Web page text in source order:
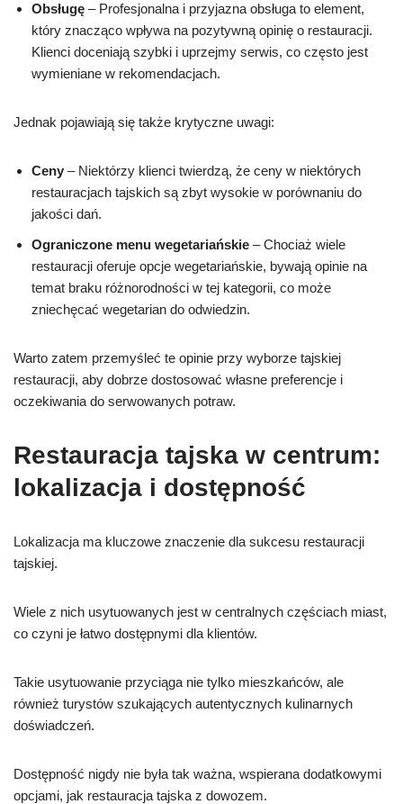
Obsługę – Profesjonalna i przyjazna obsługa to element,
który znacząco wpływa na pozytywną opinię o restauracji.
Klienci doceniają szybki i uprzejmy serwis, co często jest
wymieniane w rekomendacjach.
Jednak pojawiają się także krytyczne uwagi:
Ceny – Niektórzy klienci twierdzą, że ceny w niektórych
restauracjach tajskich są zbyt wysokie w porównaniu do
jakości dań.
Ograniczone menu wegetariańskie – Chociaż wiele
restauracji oferuje opcje wegetariańskie, bywają opinie na
temat braku różnorodności w tej kategorii, co może
zniechęcać wegetarian do odwiedzin.
Warto zatem przemyśleć te opinie przy wyborze tajskiej
restauracji, aby dobrze dostosować własne preferencje i
oczekiwania do serwowanych potraw.
Restauracja tajska w centrum:
lokalizacja i dostępność
Lokalizacja ma kluczowe znaczenie dla sukcesu restauracji
tajskiej.
Wiele z nich usytuowanych jest w centralnych częściach miast,
co czyni je łatwo dostępnymi dla klientów.
Takie usytuowanie przyciąga nie tylko mieszkańców, ale
również turystów szukających autentycznych kulinarnych
doświadczeń.
Dostępność nigdy nie była tak ważna, wspierana dodatkowymi
opcjami, jak restauracja tajska z dowozem.